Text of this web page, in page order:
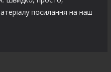
посилання на наш